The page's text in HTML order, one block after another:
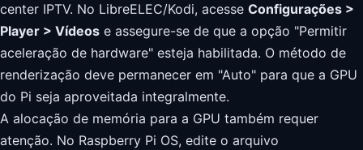
center IPTV. No LibreELEC/Kodi, acesse Configurações >
Player > Vídeos e assegure-se de que a opção "Permitir
aceleração de hardware" esteja habilitada. O método de
renderização deve permanecer em "Auto" para que a GPU
do Pi seja aproveitada integralmente.
A alocação de memória para a GPU também requer
atenção. No Raspberry Pi OS, edite o arquivo